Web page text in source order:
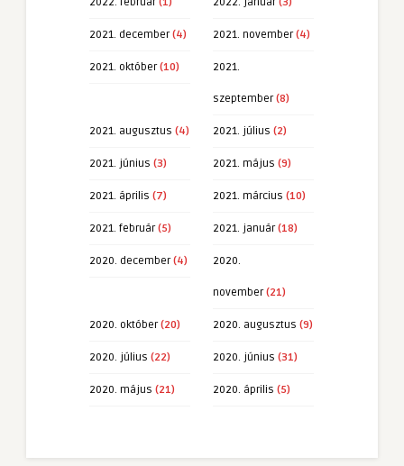
2021. december(4) 2021. november(4)
2021. október(10) 2021.
szeptember(8)
2021. augusztus (4) 2021. július (2)
2021. június (3) 2021. május (9)
2021. április (7) 2021. március (10)
2021. február(5) 2021. január(18)
2020. december(4) 2020.
november(21)
2020. október(20) 2020. augusztus (9)
2020. július (22) 2020. június (31)
2020. május (21) 2020. április (5)